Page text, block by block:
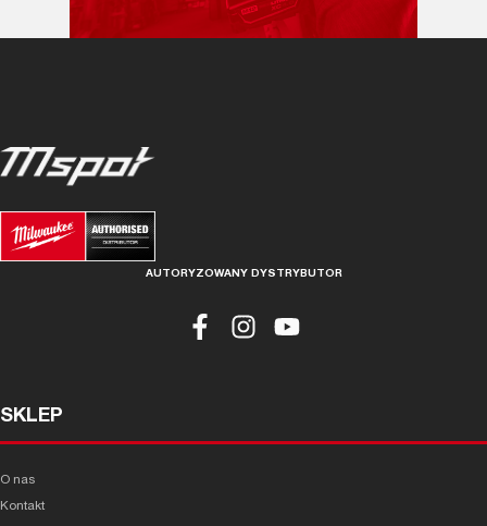
AUTORYZOWANY DYSTRYBUTOR
SKLEP
O nas
Kontakt